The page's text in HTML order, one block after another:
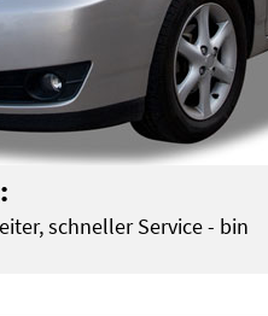
schneller Service - bin